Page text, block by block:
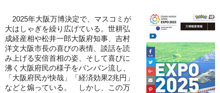
2025年大阪万博決定で、マスコミが
大はしゃぎを繰り広げている。世耕弘
成経産相や松井一郎大阪府知事、吉村
洋文大阪市長の喜びの表情、談話を読
み上げる安倍首相の姿、そして喜びに
沸く大阪府民の様子をバンバン流し、
「大阪府民が快哉」「経済効果2兆円」
などと煽っている。 しかし、この万